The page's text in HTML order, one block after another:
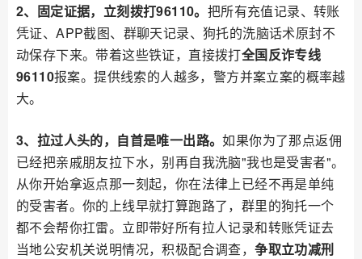
2、固定证据，立刻拨打96110。 把所有充值记录、转账
凭证、APP截图、群聊天记录、狗托的洗脑话术原封不
动保存下来。带着这些铁证，直接拨打全国反诈专线
96110报案。提供线索的人越多，警方并案立案的概率越
大。
3、拉过人头的，自首是唯一出路。如果你为了那点返佣
已经把亲戚朋友拉下水，别再自我洗脑"我也是受害者"。
从你开始拿返点那一刻起，你在法律上已经不再是单纯
的受害者。你的上线早就打算跑路了，群里的狗托一个
都不会帮你扛雷。立即带好所有拉人记录和转账凭证去
当地公安机关说明情况，积极配合调查，争取立功减刑